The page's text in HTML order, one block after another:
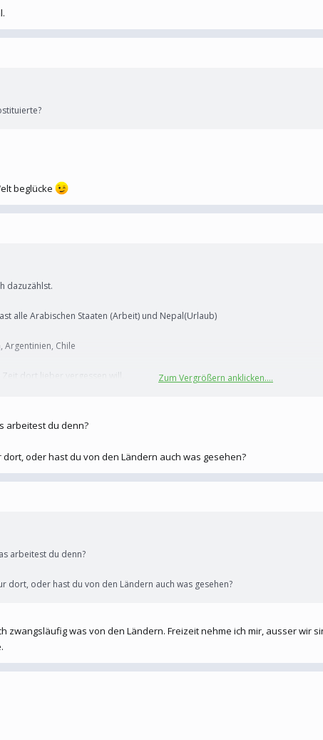
beglücke
dazuzählst.
alle Arabischen Staaten (Arbeit) und Nepal(Urlaub)
Argentinien, Chile
dort lieber vergessen will. Zum Vergrößern anklicken....
arbeitest du denn?
oder hast du von den Ländern auch was gesehen?
arbeitest du denn?
dort, oder hast du von den Ländern auch was gesehen?
zwangsläufig was von den Ländern. Freizeit nehme ich mir, ausser wir